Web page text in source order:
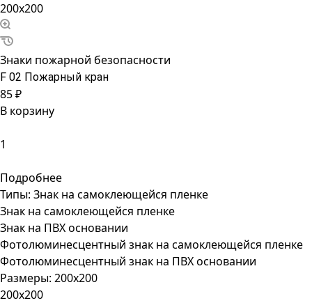
200x200
Знаки пожарной безопасности
F 02 Пожарный кран
85 ₽
В корзину
Подробнее
Типы: Знак на самоклеющейся пленке
Знак на самоклеющейся пленке
Знак на ПВХ основании
Фотолюминесцентный знак на самоклеющейся пленке
Фотолюминесцентный знак на ПВХ основании
Размеры: 200x200
200x200